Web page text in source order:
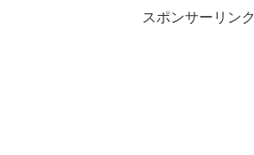
スポンサーリンク